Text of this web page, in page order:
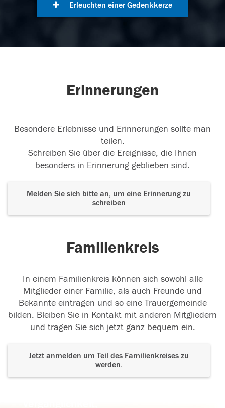
Erleuchten einer Gedenkkerze
Erinnerungen
Besondere Erlebnisse und Erinnerungen sollte man
teilen.
Schreiben Sie über die Ereignisse, die Ihnen
besonders in Erinnerung geblieben sind.
Melden Sie sich bitte an, um eine Erinnerung zu
schreiben
Familienkreis
In einem Familienkreis können sich sowohl alle
Mitglieder einer Familie, als auch Freunde und
Bekannte eintragen und so eine Trauergemeinde
bilden. Bleiben Sie in Kontakt mit anderen Mitgliedern
und tragen Sie sich jetzt ganz bequem ein.
Jetzt anmelden um Teil des Familienkreises zu
werden.